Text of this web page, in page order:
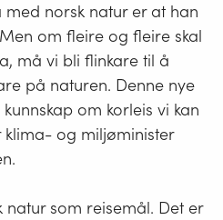
blir påverka
plutseleg
tilbod kan
kunstig intelligens-
norsk natur er at han
om fleire og fleire skal
må vi bli flinkare til å
på naturen. Denne nye
om korleis vi kan
klima- og miljøminister
som reisemål. Det er